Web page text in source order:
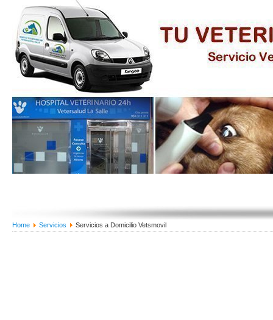
Home Servicios Servicios a Domicilio Vetsmovil